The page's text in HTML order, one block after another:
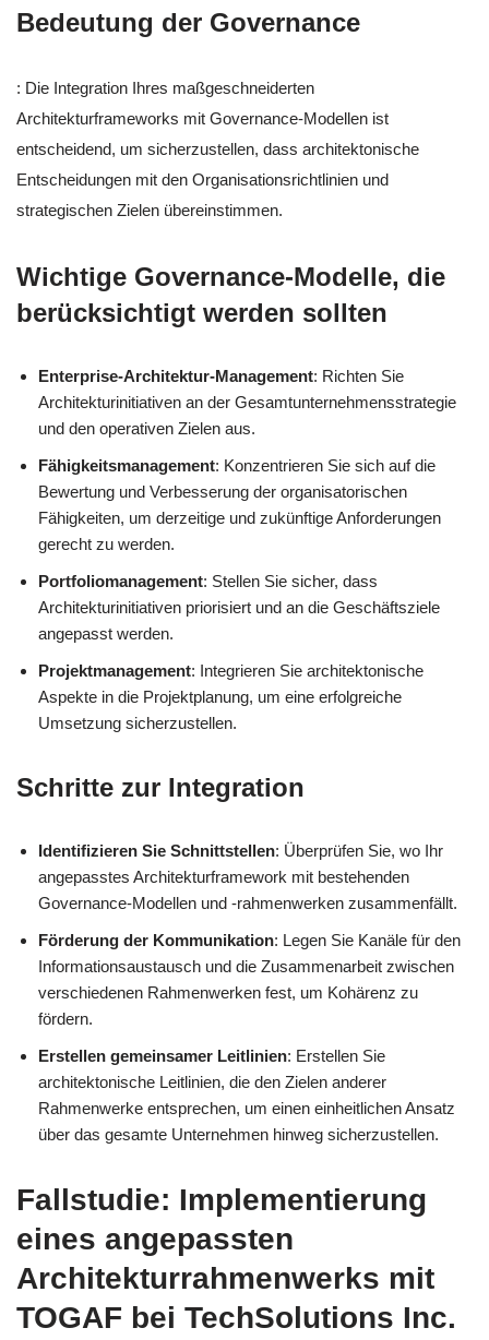
Bedeutung der Governance
: Die Integration Ihres maßgeschneiderten
Architekturframeworks mit Governance-Modellen ist
entscheidend, um sicherzustellen, dass architektonische
Entscheidungen mit den Organisationsrichtlinien und
strategischen Zielen übereinstimmen.
Wichtige Governance-Modelle, die
berücksichtigt werden sollten
Enterprise-Architektur-Management: Richten Sie
Architekturinitiativen an der Gesamtunternehmensstrategie
und den operativen Zielen aus.
Fähigkeitsmanagement: Konzentrieren Sie sich auf die
Bewertung und Verbesserung der organisatorischen
Fähigkeiten, um derzeitige und zukünftige Anforderungen
gerecht zu werden.
Portfoliomanagement: Stellen Sie sicher, dass
Architekturinitiativen priorisiert und an die Geschäftsziele
angepasst werden.
Projektmanagement: Integrieren Sie architektonische
Aspekte in die Projektplanung, um eine erfolgreiche
Umsetzung sicherzustellen.
Schritte zur Integration
Identifizieren Sie Schnittstellen: Überprüfen Sie, wo Ihr
angepasstes Architekturframework mit bestehenden
Governance-Modellen und -rahmenwerken zusammenfällt.
Förderung der Kommunikation: Legen Sie Kanäle für den
Informationsaustausch und die Zusammenarbeit zwischen
verschiedenen Rahmenwerken fest, um Kohärenz zu
fördern.
Erstellen gemeinsamer Leitlinien: Erstellen Sie
architektonische Leitlinien, die den Zielen anderer
Rahmenwerke entsprechen, um einen einheitlichen Ansatz
über das gesamte Unternehmen hinweg sicherzustellen.
Fallstudie: Implementierung
eines angepassten
Architekturrahmenwerks mit
TOGAF bei TechSolutions Inc.